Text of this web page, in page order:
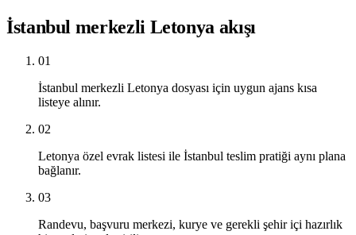
İstanbul merkezli Letonya akışı
01
İstanbul merkezli Letonya dosyası için uygun ajans kısa
listeye alınır.
02
Letonya özel evrak listesi ile İstanbul teslim pratiği aynı plana
bağlanır.
03
Randevu, başvuru merkezi, kurye ve gerekli şehir içi hazırlık